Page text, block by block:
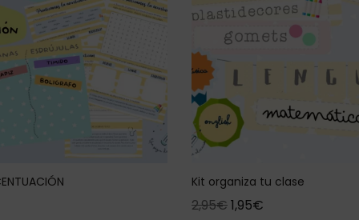
Kit organiza tu clase
2,95€1,95€